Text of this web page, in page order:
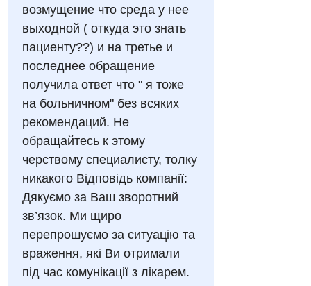
Енциклопедія
Програма лояльності
Відгуки
Відео
Ендоскопічне відділення
Комп’ютерна томографія
Магнітно-резонансна томографія
Мамографія
Нейросонографія
Рентгенографія
УЗД
Для дорослих
Акушерство і гінекологія
Відділення кардіосудинної патології та неврології
Відділення невідкладних станів
Відділення інтенсивної терапії
Гінекологічне відділення
Денний стаціонар
Діагностичне відділення
Ендоскопічне відділення
Онкологічне відділлення
Офтальмологічне відділення
Педіатричне відділення
Декларування
Лікування гострого інфаркту
Національний скринінг здоров’я 40+
Українська
Російська
возмущение что среда у нее
выходной ( откуда это знать
пациенту??) и на третье и
последнее обращение
получила ответ что " я тоже
на больничном" без всяких
рекомендаций. Не
обращайтесь к этому
черствому специалисту, толку
никакого Відповідь компанії:
Дякуємо за Ваш зворотний
зв’язок. Ми щиро
перепрошуємо за ситуацію та
враження, які Ви отримали
під час комунікації з лікарем.